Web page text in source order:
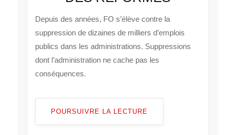
Depuis des années, FO s’élève contre la
suppression de dizaines de milliers d’emplois
publics dans les administrations. Suppressions
dont l’administration ne cache pas les
conséquences.
POURSUIVRE LA LECTURE